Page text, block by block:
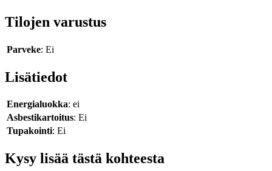
Tilojen varustus
Parveke: Ei
Lisätiedot
Energialuokka: ei
Asbestikartoitus: Ei
Tupakointi: Ei
Kysy lisää tästä kohteesta